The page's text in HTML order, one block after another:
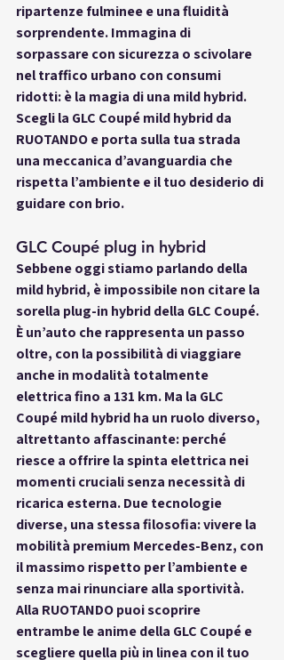
ripartenze fulminee e una fluidità
sorprendente. Immagina di
sorpassare con sicurezza o scivolare
nel traffico urbano con consumi
ridotti: è la magia di una mild hybrid.
Scegli la GLC Coupé mild hybrid da
RUOTANDO e porta sulla tua strada
una meccanica d’avanguardia che
rispetta l’ambiente e il tuo desiderio di
guidare con brio.
GLC Coupé plug in hybrid
Sebbene oggi stiamo parlando della
mild hybrid, è impossibile non citare la
sorella plug-in hybrid della GLC Coupé.
È un’auto che rappresenta un passo
oltre, con la possibilità di viaggiare
anche in modalità totalmente
elettrica fino a 131 km. Ma la GLC
Coupé mild hybrid ha un ruolo diverso,
altrettanto affascinante: perché
riesce a offrire la spinta elettrica nei
momenti cruciali senza necessità di
ricarica esterna. Due tecnologie
diverse, una stessa filosofia: vivere la
mobilità premium Mercedes-Benz, con
il massimo rispetto per l’ambiente e
senza mai rinunciare alla sportività.
Alla RUOTANDO puoi scoprire
entrambe le anime della GLC Coupé e
scegliere quella più in linea con il tuo